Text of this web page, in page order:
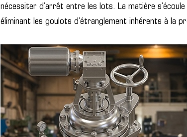
nécessiter d’arrêt entre les lots. La matière
éliminant les goulots d’étranglement inhérents à la